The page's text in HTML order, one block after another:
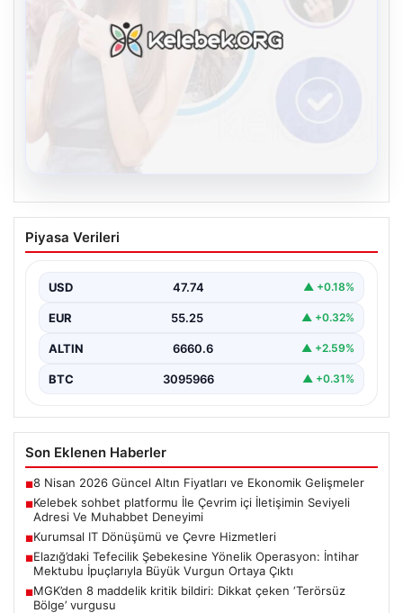
Kelebek sohbet platformu İle Çevrim içi
İletişimin Seviyeli Adresi Ve Muhabbet
İnternet ortamında insanların seviyeli bir şekilde irtibat
çeşitli…
Piyasa Verileri
USD 47.74 ▲ +0.18%
EUR 55.25 ▲ +0.32%
ALTIN 6660.6 ▲ +2.59%
BTC 3095966 ▲ +0.31%
Son Eklenen Haberler
■8 Nisan 2026 Güncel Altın Fiyatları ve Ekonomik Gelişmeler
■Kelebek sohbet platformu İle Çevrim içi İletişimin Seviyeli
Adresi Ve Muhabbet Deneyimi
■Kurumsal IT Dönüşümü ve Çevre Hizmetleri
■Elazığ’daki Tefecilik Şebekesine Yönelik Operasyon: İntihar
Mektubu İpuçlarıyla Büyük Vurgun Ortaya Çıktı
■MGK’den 8 maddelik kritik bildiri: Dikkat çeken ‘Terörsüz
Bölge’ vurgusu